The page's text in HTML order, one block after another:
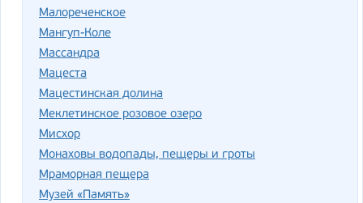
Малореченское
Мангуп-Коле
Массандра
Мацеста
Мацестинская долина
Меклетинское розовое озеро
Мисхор
Монаховы водопады, пещеры и гроты
Мраморная пещера
Музей «Память»